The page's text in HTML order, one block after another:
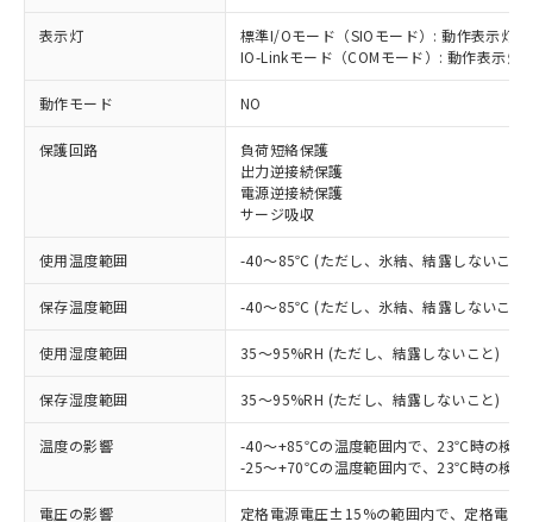
表示灯
標準I/Oモード（SIOモード）: 動作表示灯(
IO-Linkモード（COMモード）: 動作表示
動作モード NO
保護回路
負荷短絡保護
出力逆接続保護
電源逆接続保護
サージ吸収
使用温度範囲 -40～85℃ (ただし、氷結、結露しないこと)
保存温度範囲 -40～85℃ (ただし、氷結、結露しないこと)
使用湿度範囲 35～95%RH (ただし、結露しないこと)
保存湿度範囲 35～95%RH (ただし、結露しないこと)
温度の影響
-40～+85℃の温度範囲内で、23℃時の検
-25～+70℃の温度範囲内で、23℃時の検
電圧の影響 定格電源電圧±15%の範囲内で、定格電
ご利用条件
以下の条件をお読みいただき、同意のうえ
ご利用ください。
本サービスは、当社制御機器事業取扱
商品の当社在庫状況および標準価格
(税抜)を提供させていただくもので
当社制御機器事業取扱商品の中には、
本サービスの対象外となる商品もある
対応済み：EU RoHS指令（10物質）の
非含有に対応した製品が提供可能な商品で
対応予定：EU RoHS指令（10物質）の非含
有に対応した製品に切り替える予定のある
商品です。
対応予定なし：EU RoHS指令（10物質）の
非含有に非対応の商品で、対応品を出す予
調査・確認中：EU RoHS指令（10物質）の
非含有の対応状況を調査中または確認中の
商品です。
非該当品：ライセンス料など無形物で、有
害物質有無と関係のない商品です。
仕入先様の事情により、非含有部品として
いたものが、含有品と判明した場合などや
※1 中国RoHS○×表
「○」：最大均質材料含有率が中国RoHSの
基準値以下であることを示します。
「×」：最大均質材料含有率が中国RoHSの
基準値を超えていることを示します。